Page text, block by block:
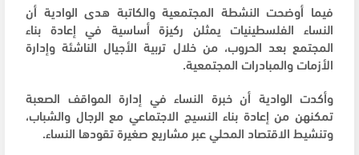
فيما أوضحت النشطة المجتمعية والكاتبة هدى الوادية أن
النساء الفلسطينيات يمثلن ركيزة أساسية في إعادة بناء
المجتمع بعد الحروب، من خلال تربية الأجيال الناشئة وإدارة
الأزمات والمبادرات المجتمعية.
وأكدت الوادية أن خبرة النساء في إدارة المواقف الصعبة
تمكنهن من إعادة بناء النسيج الاجتماعي مع الرجال والشباب،
وتنشيط الاقتصاد المحلي عبر مشاريع صغيرة تقودها النساء.